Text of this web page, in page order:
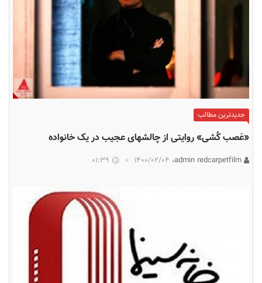
جدیدترین مطالب
«عَصب کُشی» روایتی از چالشهای عجیب در یک خانواده
۱۴۰۰/۰۲/۰۴ 01:39